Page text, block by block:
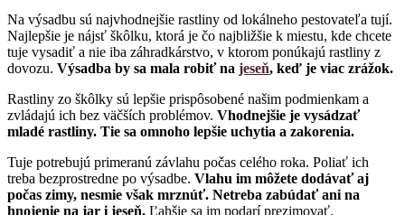
Na výsadbu sú najvhodnejšie rastliny od lokálneho pestovateľa tují.
Najlepšie je nájsť škôlku, ktorá je čo najbližšie k miestu, kde chcete
tuje vysadiť a nie iba záhradkárstvo, v ktorom ponúkajú rastliny z
dovozu. Výsadba by sa mala robiť na jeseň, keď je viac zrážok.
Rastliny zo škôlky sú lepšie prispôsobené našim podmienkam a
zvládajú ich bez väčších problémov. Vhodnejšie je vysádzať
mladé rastliny. Tie sa omnoho lepšie uchytia a zakorenia.
Tuje potrebujú primeranú závlahu počas celého roka. Poliať ich
treba bezprostredne po výsadbe. Vlahu im môžete dodávať aj
počas zimy, nesmie však mrznúť. Netreba zabúdať ani na
hnojenie na jar i jeseň. Ľahšie sa im podarí prezimovať.